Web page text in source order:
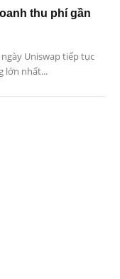
thu phí gần
Uniswap tiếp tục
lớn nhất...